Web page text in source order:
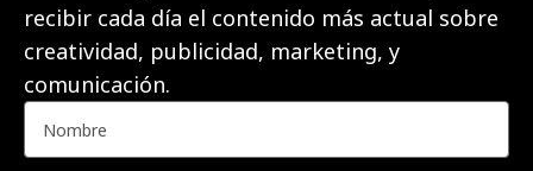
recibir cada día el contenido más actual sobre
creatividad, publicidad, marketing, y
comunicación.